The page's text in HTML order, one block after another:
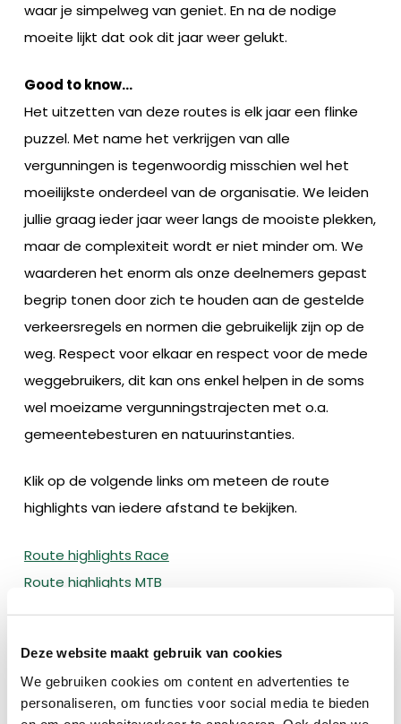
Deze website maakt gebruik van cookies
We gebruiken cookies om content en advertenties te
personaliseren, om functies voor social media te bieden
waar je simpelweg van geniet. En na de nodige
moeite lijkt dat ook dit jaar weer gelukt.
Good to know…
Het uitzetten van deze routes is elk jaar een flinke
puzzel. Met name het verkrijgen van alle
vergunningen is tegenwoordig misschien wel het
moeilijkste onderdeel van de organisatie. We leiden
jullie graag ieder jaar weer langs de mooiste plekken,
maar de complexiteit wordt er niet minder om. We
waarderen het enorm als onze deelnemers gepast
begrip tonen door zich te houden aan de gestelde
verkeersregels en normen die gebruikelijk zijn op de
weg. Respect voor elkaar en respect voor de mede
weggebruikers, dit kan ons enkel helpen in de soms
wel moeizame vergunningstrajecten met o.a.
gemeentebesturen en natuurinstanties.
Klik op de volgende links om meteen de route
highlights van iedere afstand te bekijken.
Route highlights Race
Route highlights MTB
Heb je je nog niet ingeschreven? Schrijf je dan nu in
via dezelink en zien we elkaar weer graag aan de
start op zaterdag 20 & 21 september 2025, tot dan!